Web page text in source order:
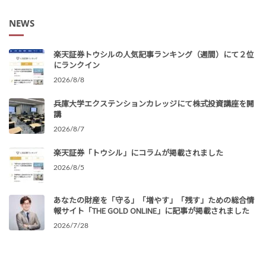
NEWS
楽天証券トウシルの人気記事ランキング（週間）にて２位
にランクイン
2026/8/8
兵庫大学エクステンションカレッジにて株式投資講座を開
講
2026/8/7
楽天証券「トウシル」にコラムが掲載されました
2026/8/5
あなたの財産を「守る」「増やす」「残す」ための総合情
報サイト「THE GOLD ONLINE」に記事が掲載されました
2026/7/28